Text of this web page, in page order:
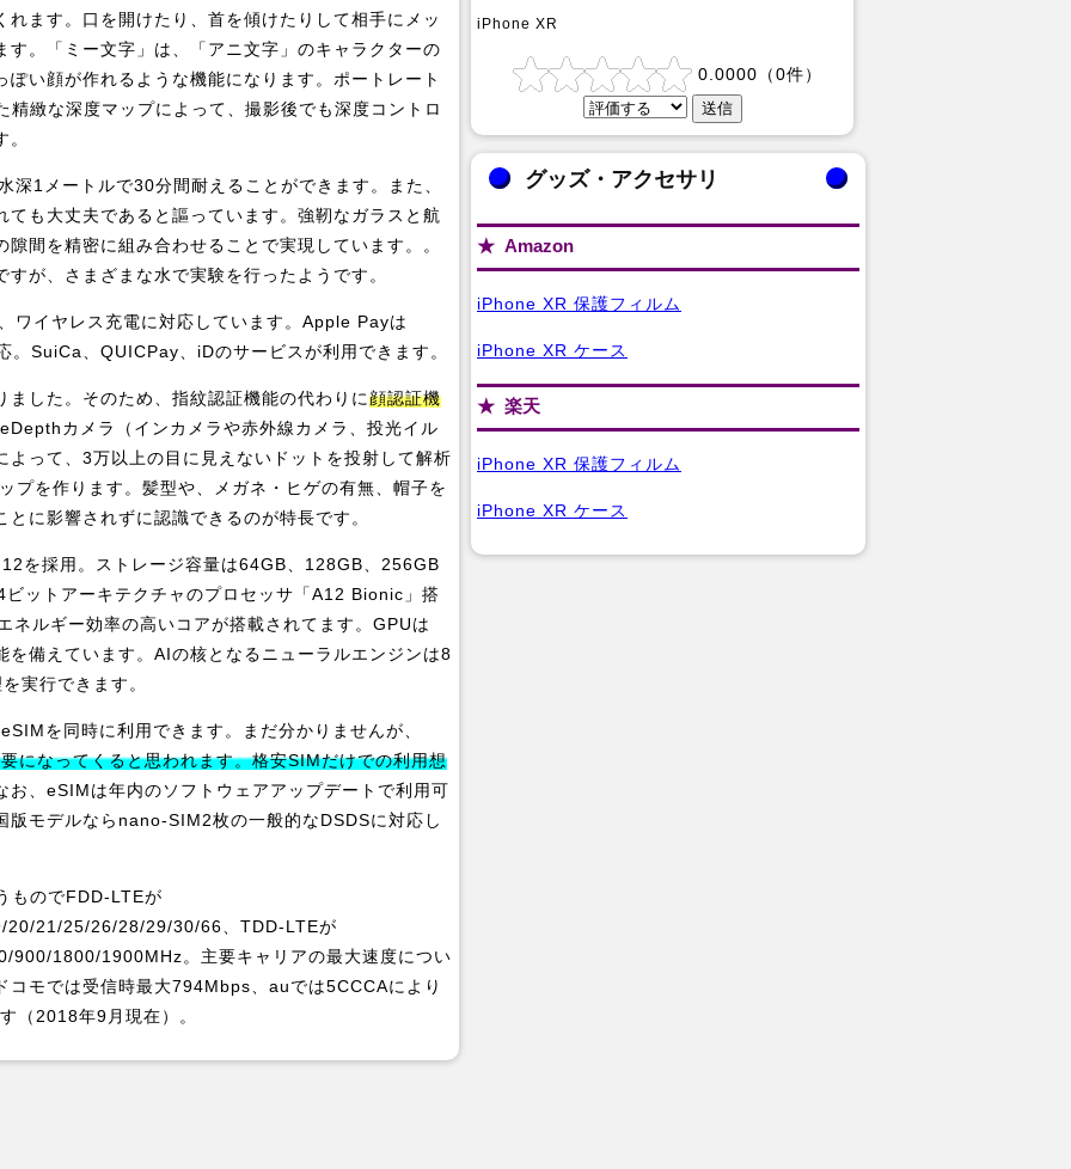
ます。口を開けたり、首を傾けたりして相手にメッ
。「ミー文字」は、「アニ文字」のキャラクターの
い顔が作れるような機能になります。ポートレート
緻な深度マップによって、撮影後でも深度コントロ
深1メートルで30分間耐えることができます。また、
も大丈夫であると謳っています。強靭なガラスと航
間を精密に組み合わせることで実現しています。。
が、さまざまな水で実験を行ったようです。
ワイヤレス充電に対応しています。Apple Payは
SuiCa、QUICPay、iDのサービスが利用できます。
した。そのため、指紋認証機能の代わりに顔認証機
カメラ（インカメラや赤外線カメラ、投光イル
って、3万以上の目に見えないドットを投射して解析
プを作ります。髪型や、メガネ・ヒゲの有無、帽子を
に影響されずに認識できるのが特長です。
を採用。ストレージ容量は64GB、128GB、256GB
ットアーキテクチャのプロセッサ「A12 Bionic」搭
ネルギー効率の高いコアが搭載されてます。GPUは
備えています。AIの核となるニューラルエンジンは8
実行できます。
を同時に利用できます。まだ分かりませんが、
になってくると思われます。格安SIMだけでの利用想
お、eSIMは年内のソフトウェアアップデートで利用可
版モデルならnano-SIM2枚の一般的なDSDSに対応し
ものでFDD-LTEが
21/25/26/28/29/30/66、TDD-LTEが
1800/1900MHz。主要キャリアの最大速度につい
コモでは受信時最大794Mbps、auでは5CCCAにより
（2018年9月現在）。
iPhone XR
0.0000 （0件）
グッズ・アクセサリ
Amazon
iPhone XR 保護フィルム
iPhone XR ケース
楽天
iPhone XR 保護フィルム
iPhone XR ケース